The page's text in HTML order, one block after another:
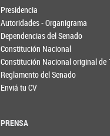
Presidencia
Autoridades - Organigrama
Dependencias del Senado
Constitución Nacional
Constitución Nacional original de
Reglamento del Senado
Enviá tu CV
PRENSA